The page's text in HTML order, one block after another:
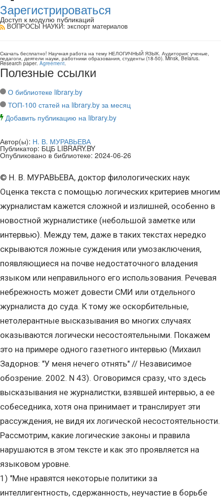
Зарегистрироваться
Доступ к модулю публикаций
ВОПРОСЫ НАУКИ: экспорт материалов
Скачать бесплатно! Научная работа на тему НЕЛОГИЧНЫЙ ЯЗЫК. Аудитория: ученые,
педагоги, деятели науки, работники образования, студенты (18-50). Minsk, Belarus.
Research paper. Agreement.
Полезные ссылки
О библиотеке library.by
ТОП-100 статей на library.by за месяц
Добавить публикацию на library.by
Автор(ы): Н. В. МУРАВЬЕВА
Публикатор: БЦБ LIBRARY.BY
Опубликовано в библиотеке: 2024-06-26
© Н. В. МУРАВЬЕВА, доктор филологических наук
Оценка текста с помощью логических критериев многим
журналистам кажется сложной и излишней, особенно в
новостной журналистике (небольшой заметке или
интервью). Между тем, даже в таких текстах нередко
скрываются ложные суждения или умозаключения,
появляющиеся на почве недостаточного владения
языком или неправильного его использования. Речевая
небрежность может довести СМИ или отдельного
журналиста до суда. К тому же оскорбительные,
нетолерантные высказывания во многих случаях
оказываются логически несостоятельными. Покажем
это на примере одного газетного интервью (Михаил
Задорнов: "У меня нечего отнять" // Независимое
обозрение. 2002. N 43). Оговоримся сразу, что здесь
высказывания не журналистки, взявшей интервью, а ее
собеседника, хотя она принимает и транслирует эти
рассуждения, не видя их логической несостоятельности.
Рассмотрим, какие логические законы и правила
нарушаются в этом тексте и как это проявляется на
языковом уровне.
1) "Мне нравятся некоторые политики за
интеллигентность, сдержанность, неучастие в борьбе